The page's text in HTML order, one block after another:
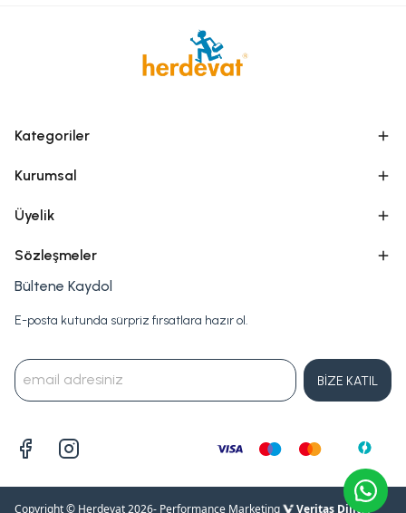
Kategoriler
Kurumsal
Üyelik
Sözleşmeler
Bültene Kaydol
E-posta kutunda sürpriz fırsatlara hazır ol.
BİZE KATIL
Copyright © Herdevat 2026- Performance Marketing Veritas Dijital